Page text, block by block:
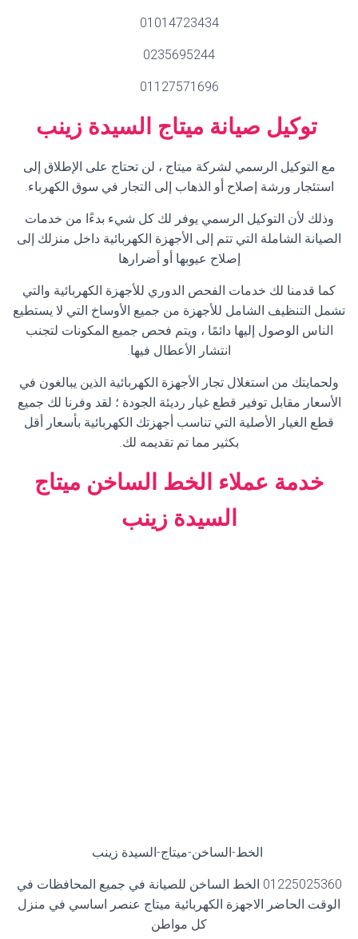
01014723434
0235695244
01127571696
توكيل صيانة ميتاج السيدة زينب
مع التوكيل الرسمي لشركة ميتاج ، لن تحتاج على الإطلاق إلى
استئجار ورشة إصلاح أو الذهاب إلى التجار في سوق الكهرباء.
وذلك لأن التوكيل الرسمي يوفر لك كل شيء بدءًا من خدمات
الصيانة الشاملة التي تتم إلى الأجهزة الكهربائية داخل منزلك إلى
إصلاح عيوبها أو أضرارها
كما قدمنا ​​لك خدمات الفحص الدوري للأجهزة الكهربائية والتي
تشمل التنظيف الشامل للأجهزة من جميع الأوساخ التي لا يستطيع
الناس الوصول إليها دائمًا ، ويتم فحص جميع المكونات لتجنب
انتشار الأعطال فيها.
ولحمايتك من استغلال تجار الأجهزة الكهربائية الذين يبالغون في
الأسعار مقابل توفير قطع غيار رديئة الجودة ؛ لقد وفرنا لك جميع
قطع الغيار الأصلية التي تناسب أجهزتك الكهربائية بأسعار أقل
بكثير مما تم تقديمه لك.
خدمة عملاء الخط الساخن ميتاج
السيدة زينب
الخط-الساخن-ميتاج-السيدة زينب
01225025360 الخط الساخن للصيانة في جميع المحافظات في
الوقت الحاضر الاجهزة الكهربائية ميتاج عنصر اساسي في منزل
كل مواطن